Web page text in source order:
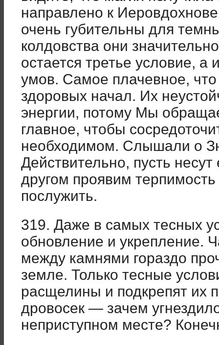
направлено к
очень губительны для
колдовства они
остается третье условие,
умов. Самое плачевное,
здоровых начал. Их
энергии, потому Мы
главное, чтобы
необходимом. Слышали о
Действительно, пусть
другом проявим
послужить.
319. Даже в самых тесных
обновление и укрепление.
между камнями гораздо
земле. Только тесные
расщелины и подкрепят их
дровосек — зачем
неприступном месте?